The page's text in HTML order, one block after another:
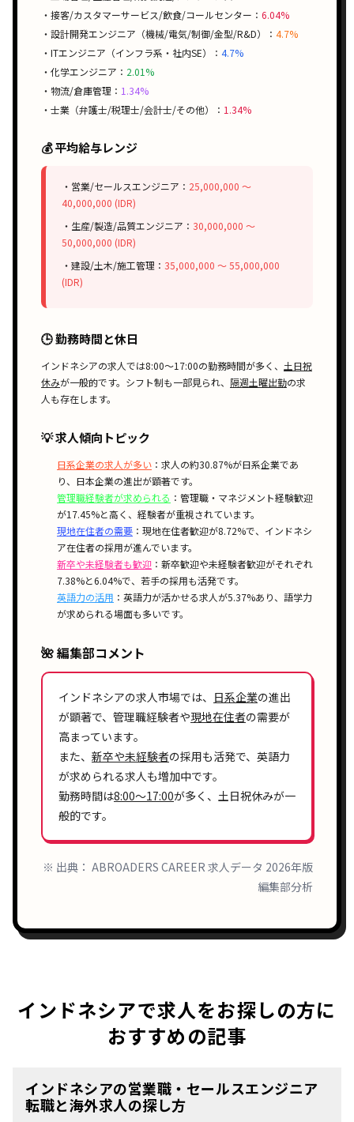
・接客/カスタマーサービス/飲食/コールセンター： 6.04%
・設計開発エンジニア（機械/電気/制御/金型/R&D）： 4.7%
・ITエンジニア（インフラ系・社内SE）： 4.7%
・化学エンジニア： 2.01%
・物流/倉庫管理： 1.34%
・士業（弁護士/税理士/会計士/その他）： 1.34%
💰 平均給与レンジ
・営業/セールスエンジニア： 25,000,000 〜
40,000,000 (IDR)
・生産/製造/品質エンジニア： 30,000,000 〜
50,000,000 (IDR)
・建設/土木/施工管理： 35,000,000 〜 55,000,000
(IDR)
🕒 勤務時間と休日
インドネシアの求人では8:00〜17:00の勤務時間が多く、 土日祝
休みが一般的です。 シフト制も一部見られ、 隔週土曜出勤の求
人も存在します。
💡 求人傾向トピック
日系企業の求人が多い ：求人の約30.87%が日系企業であ
り、日本企業の進出が顕著です。
管理職経験者が求められる ：管理職・マネジメント経験歓迎
が17.45%と高く、経験者が重視されています。
現地在住者の需要 ：現地在住者歓迎が8.72%で、インドネシ
ア在住者の採用が進んでいます。
新卒や未経験者も歓迎 ：新卒歓迎や未経験者歓迎がそれぞれ
7.38%と6.04%で、若手の採用も活発です。
英語力の活用 ：英語力が活かせる求人が5.37%あり、語学力
が求められる場面も多いです。
🌺 編集部コメント
インドネシアの求人市場では、 日系企業の進出
が顕著で、 管理職経験者や現地在住者の需要が
高まっています。
また、 新卒や未経験者の採用も活発で、 英語力
が求められる求人も増加中です。
勤務時間は8:00〜17:00が多く、 土日祝休みが一
般的です。
※ 出典： ABROADERS CAREER 求人データ 2026年版
編集部分析
インドネシアで求人をお探しの方に
おすすめの記事
インドネシアの営業職・セールスエンジニア
転職と海外求人の探し方